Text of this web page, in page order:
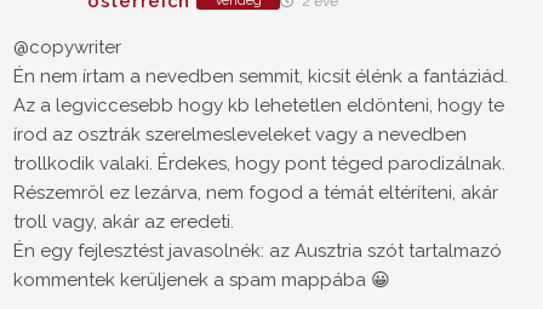
@copywriter
Én nem írtam a nevedben semmit, kicsit élénk a fantáziád.
Az a legviccesebb hogy kb lehetetlen eldönteni, hogy te
írod az osztrák szerelmesleveleket vagy a nevedben
trollkodik valaki. Érdekes, hogy pont téged parodizálnak.
Részemröl ez lezárva, nem fogod a témát eltéríteni, akár
troll vagy, akár az eredeti.
Én egy fejlesztést javasolnék: az Ausztria szót tartalmazó
kommentek kerüljenek a spam mappába 😀